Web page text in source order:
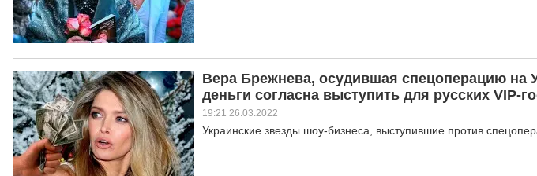
Вера Брежнева, осудившая спецоперацию на
деньги согласна выступить для русских VIP-
19:21 26.03.2022
Украинские звезды шоу-бизнеса, выступившие против